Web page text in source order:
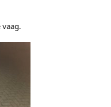
vaag.